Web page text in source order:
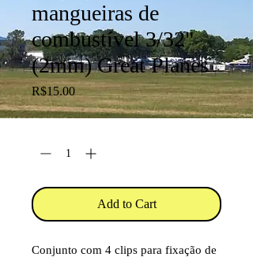
mangueiras de
combustível 3/32"
(2mm) Great Planes
R$15.00Price
Add to Cart
Conjunto com 4 clips para fixação de